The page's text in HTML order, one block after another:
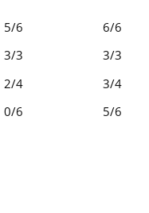
5/6
3/3
2/4
0/6
6/6
3/3
3/4
5/6